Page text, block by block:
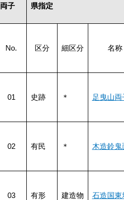
両子 県指定
No. 区分 細区分 名称
01 史跡 ＊ 足曳山両
02 有民 ＊ 木造鈴鬼
03 有形 建造物 石造国東